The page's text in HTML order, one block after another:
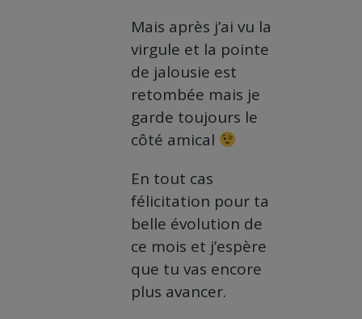
Mais après j’ai vu la
virgule et la pointe
de jalousie est
retombée mais je
garde toujours le
côté amical
En tout cas
félicitation pour ta
belle évolution de
ce mois et j’espère
que tu vas encore
plus avancer.